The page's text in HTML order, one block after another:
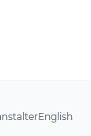
English